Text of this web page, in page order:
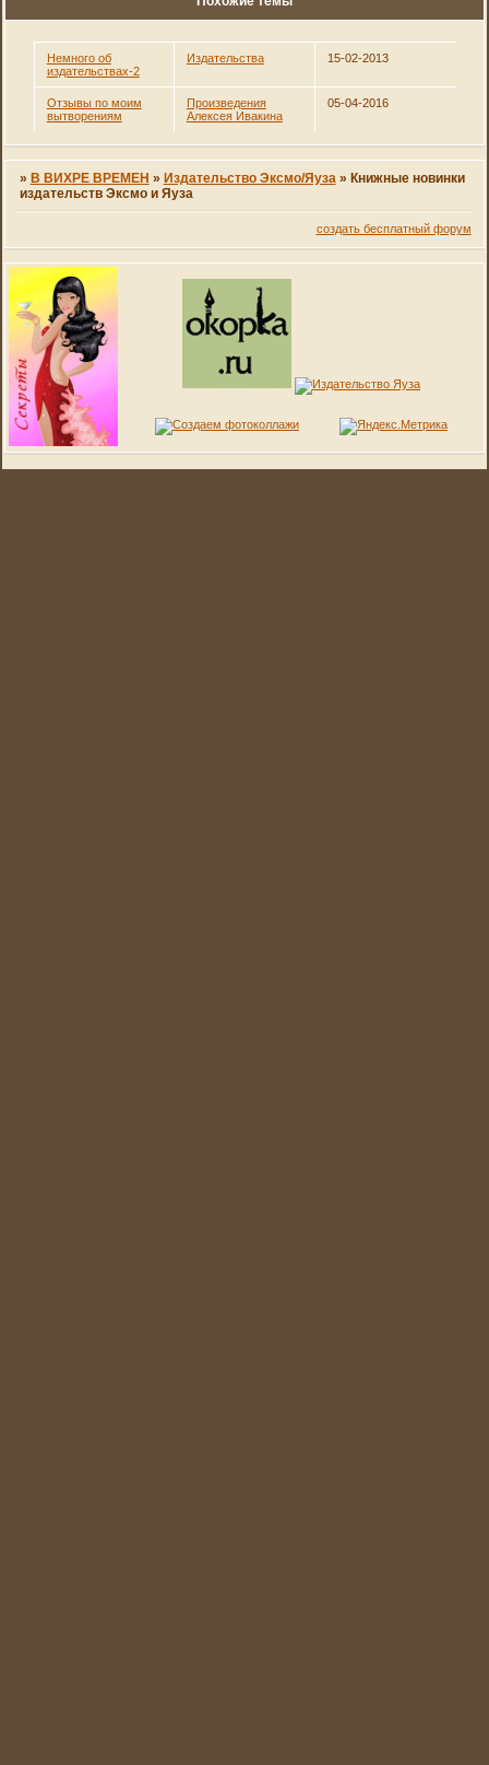
Немного об
издательствах-2
Издательства 15-02-2013
Отзывы по моим
вытворениям
Произведения
Алексея Ивакина
05-04-2016
» В ВИХРЕ ВРЕМЕН » Издательство Эксмо/Яуза » Книжные новинки
издательств Эксмо и Яуза
создать бесплатный форум